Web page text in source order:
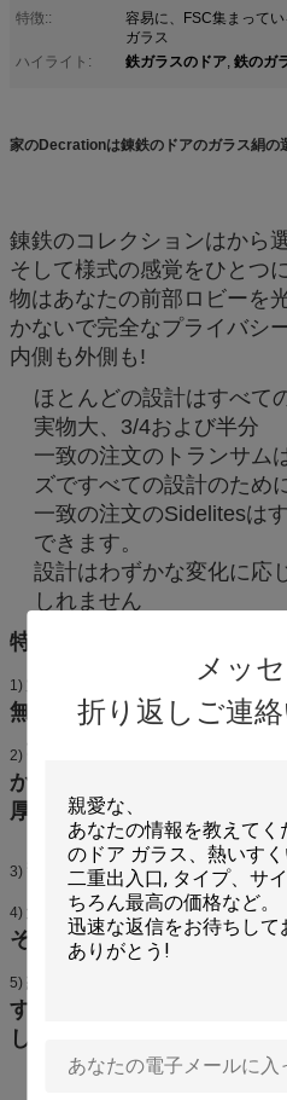
メッ
折り返しご連
特徴::
容易に、FSC集まって
ガラス
ハイライト:
鉄ガラスのドア, 鉄のガ
家のDecrationは錬鉄のドアのガラス絹の
錬鉄のコレクションはから
そして様式の感覚をひとつ
物はあなたの前部ロビーを
かないで完全なプライバシ
内側も外側も!
ほとんどの設計はすべて
実物大、3/4および半分
一致の注文のトランサム
ズですべての設計のため
一致の注文のSidelitesは
できます。
設計はわずかな変化に応
しれません
特性:
1)
安全（和らげられる）:壊
無害な部分に吐きます。
2)
強い強度:同じのアニー
から5倍
厚さ
3) 熱圧力および外部の圧力
4) 処理される緩和されたガ
それ以上切ることができま
5) 緩和されたガラスはカス
することができ、特派員は
します